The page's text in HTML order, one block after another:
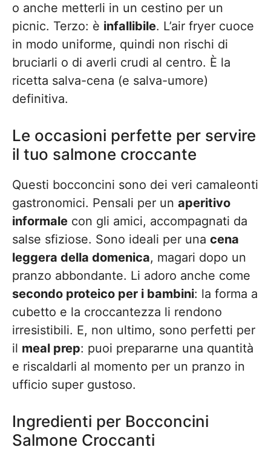
o anche metterli in un cestino per un
picnic. Terzo: è infallibile. L’air fryer cuoce
in modo uniforme, quindi non rischi di
bruciarli o di averli crudi al centro. È la
ricetta salva-cena (e salva-umore)
definitiva.
Le occasioni perfette per servire
il tuo salmone croccante
Questi bocconcini sono dei veri camaleonti
gastronomici. Pensali per un aperitivo
informale con gli amici, accompagnati da
salse sfiziose. Sono ideali per una cena
leggera della domenica, magari dopo un
pranzo abbondante. Li adoro anche come
secondo proteico per i bambini: la forma a
cubetto e la croccantezza li rendono
irresistibili. E, non ultimo, sono perfetti per
il meal prep: puoi prepararne una quantità
e riscaldarli al momento per un pranzo in
ufficio super gustoso.
Ingredienti per Bocconcini
Salmone Croccanti